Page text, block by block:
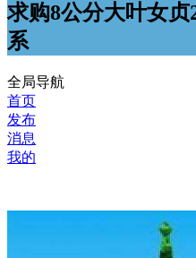
求购8公分大叶女
系
全局导航
首页
发布
消息
我的